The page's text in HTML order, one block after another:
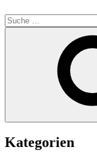
Suche
nach:
Kategorien